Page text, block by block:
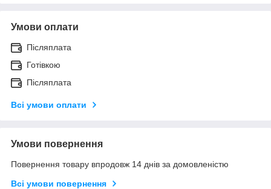
Умови оплати
Післяплата
Готівкою
Післяплата
Всі умови оплати
Умови повернення
Повернення товару впродовж 14 днів за домовленістю
Всі умови повернення